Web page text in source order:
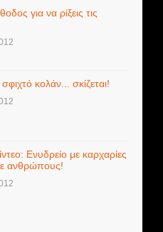
για να ρίξεις τις
κολάν... σκίζεται!
Ενυδρείο με καρχαρίες
ανθρώπους!